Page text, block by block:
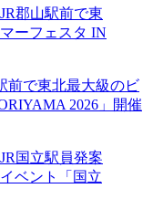
前で東北最大級のビ
2026」開催